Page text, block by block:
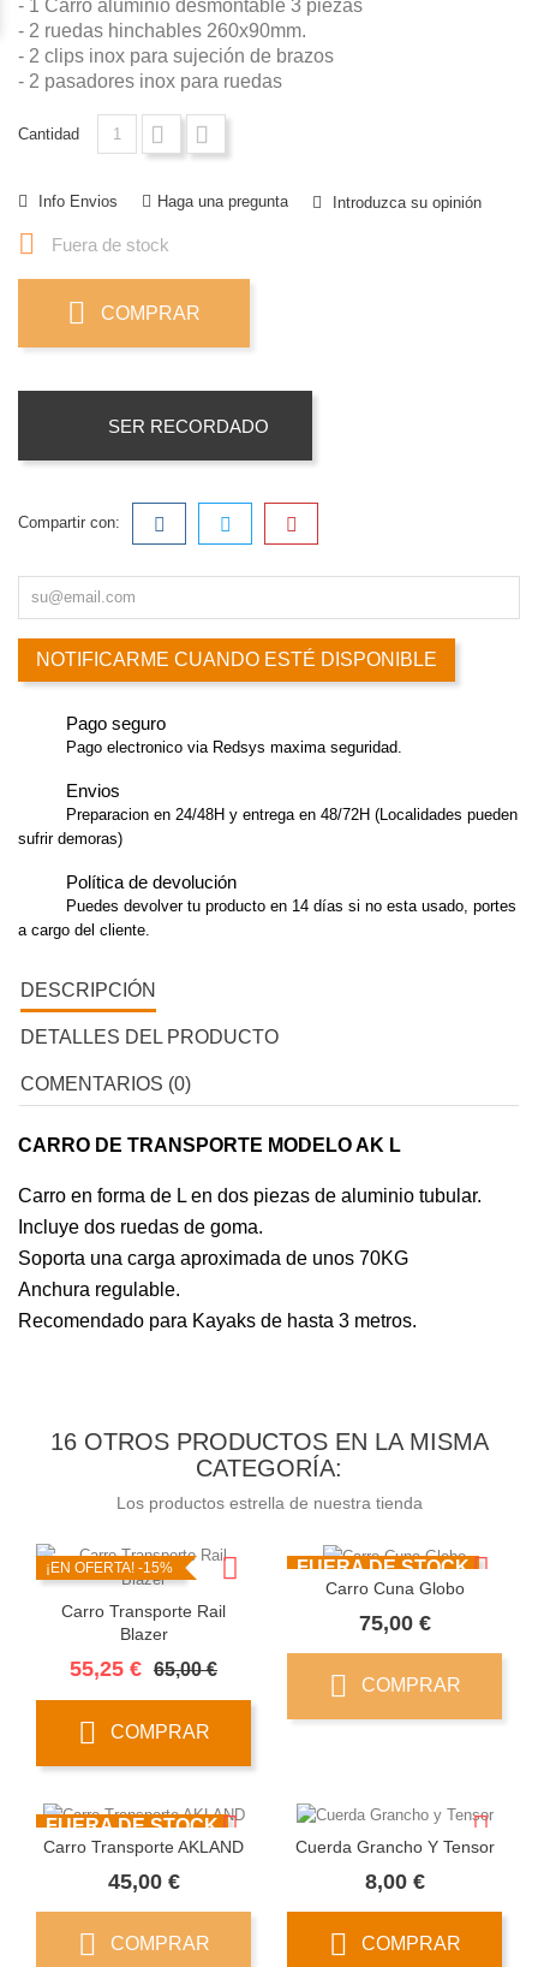
- 1 Carro aluminio desmontable 3 piezas
- 2 ruedas hinchables 260x90mm.
- 2 clips inox para sujeción de brazos
- 2 pasadores inox para ruedas
Cantidad
Info Envios Haga una pregunta Introduzca su opinión
 Fuera de stock
COMPRAR
SER RECORDADO
Compartir con:
NOTIFICARME CUANDO ESTÉ DISPONIBLE
Pago seguro
Pago electronico via Redsys maxima seguridad.
Envios
Preparacion en 24/48H y entrega en 48/72H (Localidades pueden
sufrir demoras)
Política de devolución
Puedes devolver tu producto en 14 días si no esta usado, portes
a cargo del cliente.
DESCRIPCIÓN
DETALLES DEL PRODUCTO
COMENTARIOS (0)
CARRO DE TRANSPORTE MODELO AK L
Carro en forma de L en dos piezas de aluminio tubular.
Incluye dos ruedas de goma.
Soporta una carga aproximada de unos 70KG
Anchura regulable.
Recomendado para Kayaks de hasta 3 metros.
16 OTROS PRODUCTOS EN LA MISMA
CATEGORÍA:
Los productos estrella de nuestra tienda
¡EN OFERTA! -15%
Carro Transporte Rail
Blazer
55,25 € Precio
65,00 €Precio
COMPRAR
FUERA DE STOCK
Carro Cuna Globo
75,00 €Precio
COMPRAR
FUERA DE STOCK
Carro Transporte AKLAND
45,00 €Precio
COMPRAR
Cuerda Grancho Y Tensor
8,00 €Precio
COMPRAR